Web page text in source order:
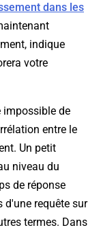
dans les
indique
votre
impossible de
entre le
Un petit
niveau du
de réponse
requête sur
termes. Dans